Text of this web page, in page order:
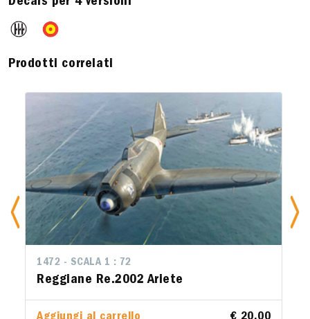
Prodotti correlati
1472 - SCALA 1 : 72
Reggiane Re.2002 Ariete